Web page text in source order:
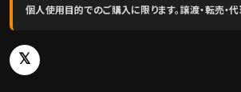
個人使用目的でのご購入に限ります。譲渡・転売・代
𝕏